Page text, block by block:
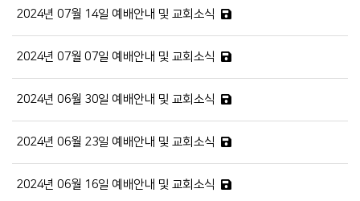
2024년 07월 14일 예배안내 및 교회소식
2024년 07월 07일 예배안내 및 교회소식
2024년 06월 30일 예배안내 및 교회소식
2024년 06월 23일 예배안내 및 교회소식
2024년 06월 16일 예배안내 및 교회소식